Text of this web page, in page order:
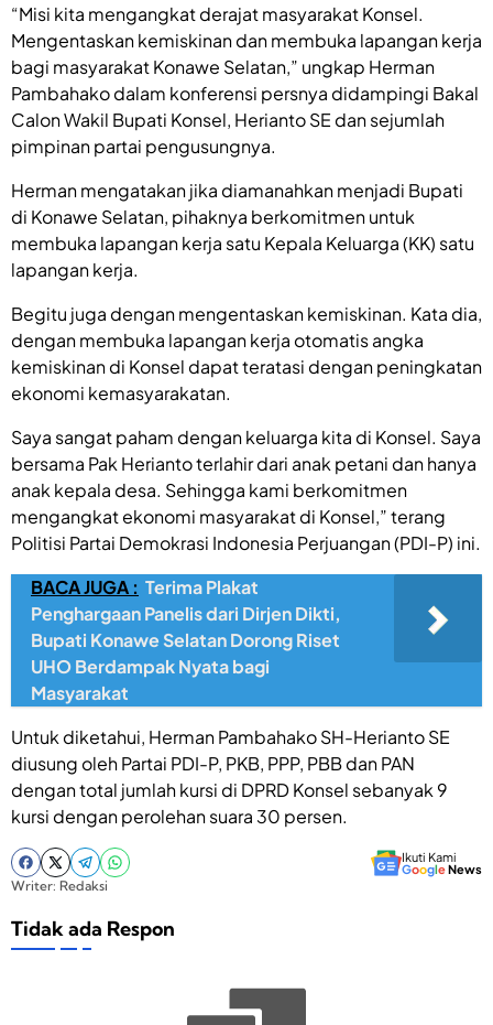
“Misi kita mengangkat derajat masyarakat Konsel.
Mengentaskan kemiskinan dan membuka lapangan kerja
bagi masyarakat Konawe Selatan,” ungkap Herman
Pambahako dalam konferensi persnya didampingi Bakal
Calon Wakil Bupati Konsel, Herianto SE dan sejumlah
pimpinan partai pengusungnya.
Herman mengatakan jika diamanahkan menjadi Bupati
di Konawe Selatan, pihaknya berkomitmen untuk
membuka lapangan kerja satu Kepala Keluarga (KK) satu
lapangan kerja.
Begitu juga dengan mengentaskan kemiskinan. Kata dia,
dengan membuka lapangan kerja otomatis angka
kemiskinan di Konsel dapat teratasi dengan peningkatan
ekonomi kemasyarakatan.
Saya sangat paham dengan keluarga kita di Konsel. Saya
bersama Pak Herianto terlahir dari anak petani dan hanya
anak kepala desa. Sehingga kami berkomitmen
mengangkat ekonomi masyarakat di Konsel,” terang
Politisi Partai Demokrasi Indonesia Perjuangan (PDI-P) ini.
BACA JUGA : Terima Plakat
Penghargaan Panelis dari Dirjen Dikti,
Bupati Konawe Selatan Dorong Riset
UHO Berdampak Nyata bagi
Masyarakat
Untuk diketahui, Herman Pambahako SH-Herianto SE
diusung oleh Partai PDI-P, PKB, PPP, PBB dan PAN
dengan total jumlah kursi di DPRD Konsel sebanyak 9
kursi dengan perolehan suara 30 persen.
Ikuti Kami
GoogleNews
Writer: Redaksi
Tidak ada Respon